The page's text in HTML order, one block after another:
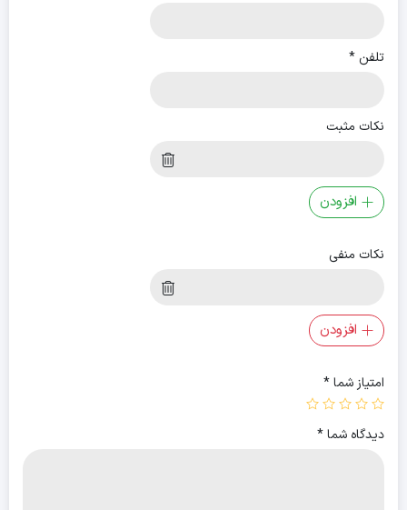
تلفن *
نکات مثبت
افزودن
نکات منفی
افزودن
امتیاز شما*
دیدگاه شما*